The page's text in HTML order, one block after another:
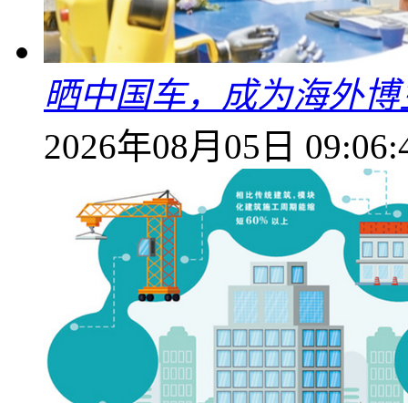
晒中国车，成为海外
2026年08月05日